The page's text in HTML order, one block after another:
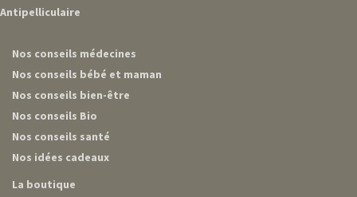
Antipelliculaire
Nos conseils médecines
Nos conseils bébé et maman
Nos conseils bien-être
Nos conseils Bio
Nos conseils santé
Nos idées cadeaux
La boutique